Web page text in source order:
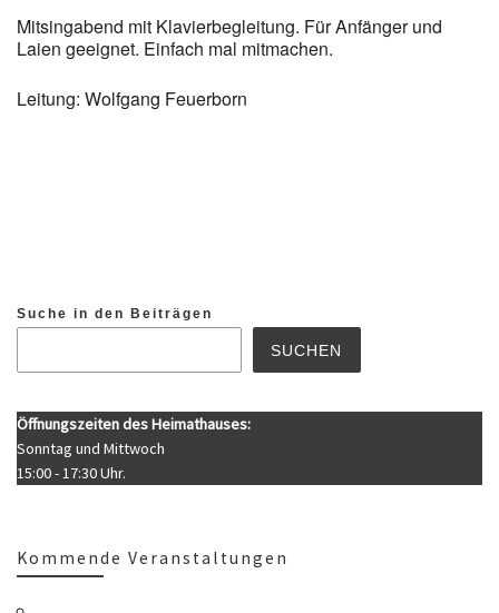
Mitsingabend mit Klavierbegleitung. Für Anfänger und
Laien geeignet. Einfach mal mitmachen.
Leitung: Wolfgang Feuerborn
Suche in den Beiträgen
SUCHEN
Öffnungszeiten des Heimathauses:
Sonntag und Mittwoch
15:00 - 17:30 Uhr.
Kommende Veranstaltungen